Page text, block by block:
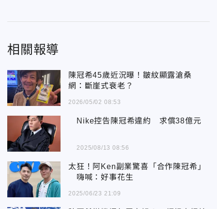
相關報導
陳冠希45歲近況曝！皺紋顯露滄桑
網：斷崖式衰老？
2026/05/02 08:53
Nike控告陳冠希違約 求償38億元
2025/08/13 08:56
太狂！阿Ken副業驚喜「合作陳冠希」
嗨喊：好事花生
2025/06/23 21:09